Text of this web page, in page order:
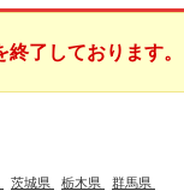
了しております。
茨城県 栃木県
群馬県